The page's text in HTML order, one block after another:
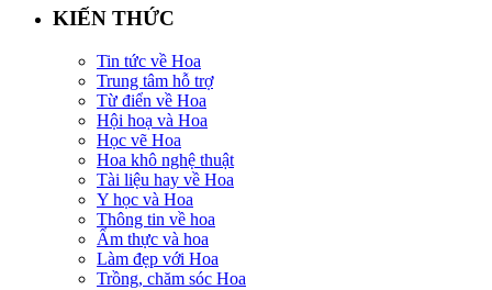
KIẾN THỨC
Tin tức về Hoa
Trung tâm hỗ trợ
Từ điển về Hoa
Hội hoạ và Hoa
Học vẽ Hoa
Hoa khô nghệ thuật
Tài liệu hay về Hoa
Y học và Hoa
Thông tin về hoa
Ẩm thực và hoa
Làm đẹp với Hoa
Trồng, chăm sóc Hoa